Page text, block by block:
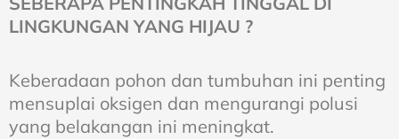
LINGKUNGAN YANG HIJAU ?
Keberadaan pohon dan tumbuhan ini penting
mensuplai oksigen dan mengurangi polusi
yang belakangan ini meningkat.